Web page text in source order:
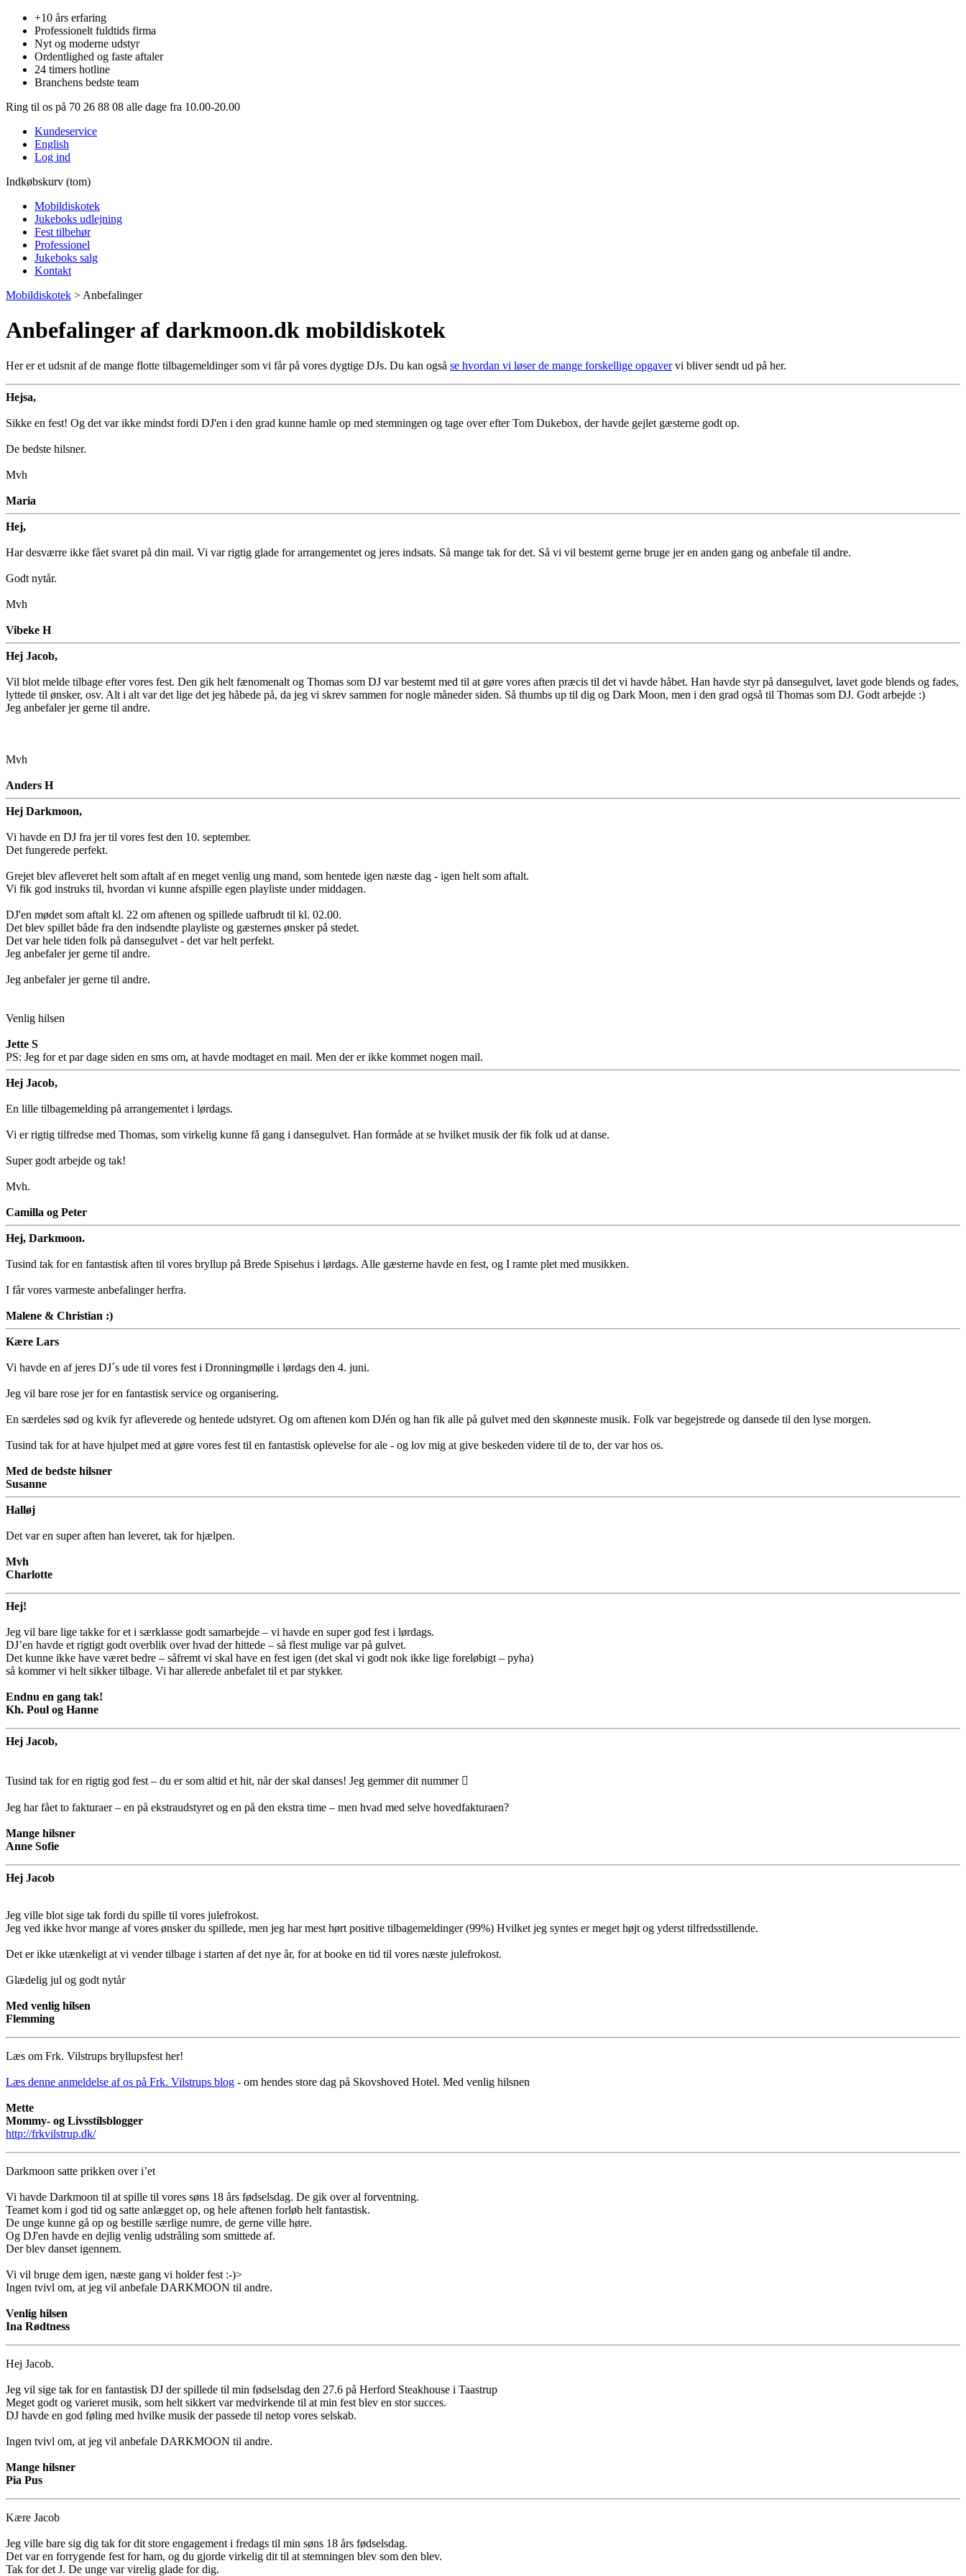
+10 års erfaring
Professionelt fuldtids firma
Nyt og moderne udstyr
Ordentlighed og faste aftaler
24 timers hotline
Branchens bedste team
Ring til os på 70 26 88 08 alle dage fra 10.00-20.00
Kundeservice
English
Log ind
Indkøbskurv (tom)
Mobildiskotek
Jukeboks udlejning
Fest tilbehør
Professionel
Jukeboks salg
Kontakt
Mobildiskotek > Anbefalinger
Anbefalinger af darkmoon.dk mobildiskotek
Her er et udsnit af de mange flotte tilbagemeldinger som vi får på vores dygtige DJs. Du kan også se hvordan vi løser de mange forskellige opgavervi bliver sendt ud på her.
Hejsa,
Sikke en fest! Og det var ikke mindst fordi DJ'en i den grad kunne hamle op med stemningen og tage over efter Tom Dukebox, der havde gejlet gæsterne godt op.
De bedste hilsner.
Mvh
Maria
Hej,
Har desværre ikke fået svaret på din mail. Vi var rigtig glade for arrangementet og jeres indsats. Så mange tak for det. Så vi vil bestemt gerne bruge jer en anden gang og anbefale til andre.
Godt nytår.
Mvh
Vibeke H
Hej Jacob,
Vil blot melde tilbage efter vores fest. Den gik helt fænomenalt og Thomas som DJ var bestemt med til at gøre vores aften præcis til det vi havde håbet. Han havde styr på dansegulvet, lavet gode blends og fades,
lyttede til ønsker, osv. Alt i alt var det lige det jeg håbede på, da jeg vi skrev sammen for nogle måneder siden. Så thumbs up til dig og Dark Moon, men i den grad også til Thomas som DJ. Godt arbejde :)
Jeg anbefaler jer gerne til andre.
Mvh
Anders H
Hej Darkmoon,
Vi havde en DJ fra jer til vores fest den 10. september.
Det fungerede perfekt.
Grejet blev afleveret helt som aftalt af en meget venlig ung mand, som hentede igen næste dag - igen helt som aftalt.
Vi fik god instruks til, hvordan vi kunne afspille egen playliste under middagen.
DJ'en mødet som aftalt kl. 22 om aftenen og spillede uafbrudt til kl. 02.00.
Det blev spillet både fra den indsendte playliste og gæsternes ønsker på stedet.
Det var hele tiden folk på dansegulvet - det var helt perfekt.
Jeg anbefaler jer gerne til andre.
Jeg anbefaler jer gerne til andre.
Venlig hilsen
Jette S
PS: Jeg for et par dage siden en sms om, at havde modtaget en mail. Men der er ikke kommet nogen mail.
Hej Jacob,
En lille tilbagemelding på arrangementet i lørdags.
Vi er rigtig tilfredse med Thomas, som virkelig kunne få gang i dansegulvet. Han formåde at se hvilket musik der fik folk ud at danse.
Super godt arbejde og tak!
Mvh.
Camilla og Peter
Hej, Darkmoon.
Tusind tak for en fantastisk aften til vores bryllup på Brede Spisehus i lørdags. Alle gæsterne havde en fest, og I ramte plet med musikken.
I får vores varmeste anbefalinger herfra.
Malene & Christian :)
Kære Lars
Vi havde en af jeres DJ´s ude til vores fest i Dronningmølle i lørdags den 4. juni.
Jeg vil bare rose jer for en fantastisk service og organisering.
En særdeles sød og kvik fyr afleverede og hentede udstyret. Og om aftenen kom DJén og han fik alle på gulvet med den skønneste musik. Folk var begejstrede og dansede til den lyse morgen.
Tusind tak for at have hjulpet med at gøre vores fest til en fantastisk oplevelse for ale - og lov mig at give beskeden videre til de to, der var hos os.
Med de bedste hilsner
Susanne
Halløj
Det var en super aften han leveret, tak for hjælpen.
Mvh
Charlotte
Hej!
Jeg vil bare lige takke for et i særklasse godt samarbejde – vi havde en super god fest i lørdags.
DJ’en havde et rigtigt godt overblik over hvad der hittede – så flest mulige var på gulvet.
Det kunne ikke have været bedre – såfremt vi skal have en fest igen (det skal vi godt nok ikke lige foreløbigt – pyha)
så kommer vi helt sikker tilbage. Vi har allerede anbefalet til et par stykker.
Endnu en gang tak!
Kh. Poul og Hanne
Hej Jacob,
Tusind tak for en rigtig god fest – du er som altid et hit, når der skal danses! Jeg gemmer dit nummer 
Jeg har fået to fakturaer – en på ekstraudstyret og en på den ekstra time – men hvad med selve hovedfakturaen?
Mange hilsner
Anne Sofie
Hej Jacob
Jeg ville blot sige tak fordi du spille til vores julefrokost.
Jeg ved ikke hvor mange af vores ønsker du spillede, men jeg har mest hørt positive tilbagemeldinger (99%) Hvilket jeg syntes er meget højt og yderst tilfredsstillende.
Det er ikke utænkeligt at vi vender tilbage i starten af det nye år, for at booke en tid til vores næste julefrokost.
Glædelig jul og godt nytår
Med venlig hilsen
Flemming
Læs om Frk. Vilstrups bryllupsfest her!
Læs denne anmeldelse af os på Frk. Vilstrups blog - om hendes store dag på Skovshoved Hotel. Med venlig hilsnen
Mette
Mommy- og Livsstilsblogger
http://frkvilstrup.dk/
Darkmoon satte prikken over i’et
Vi havde Darkmoon til at spille til vores søns 18 års fødselsdag. De gik over al forventning.
Teamet kom i god tid og satte anlægget op, og hele aftenen forløb helt fantastisk.
De unge kunne gå op og bestille særlige numre, de gerne ville høre.
Og DJ'en havde en dejlig venlig udstråling som smittede af.
Der blev danset igennem.
Vi vil bruge dem igen, næste gang vi holder fest :-)>
Ingen tvivl om, at jeg vil anbefale DARKMOON til andre.
Venlig hilsen
Ina Rødtness
Hej Jacob.
Jeg vil sige tak for en fantastisk DJ der spillede til min fødselsdag den 27.6 på Herford Steakhouse i Taastrup
Meget godt og varieret musik, som helt sikkert var medvirkende til at min fest blev en stor succes.
DJ havde en god føling med hvilke musik der passede til netop vores selskab.
Ingen tvivl om, at jeg vil anbefale DARKMOON til andre.
Mange hilsner
Pia Pus
Kære Jacob
Jeg ville bare sig dig tak for dit store engagement i fredags til min søns 18 års fødselsdag.
Det var en forrygende fest for ham, og du gjorde virkelig dit til at stemningen blev som den blev.
Tak for det J. De unge var virelig glade for dig.